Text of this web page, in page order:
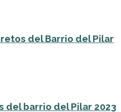
del Barrio del Pilar
del barrio del Pilar 2023